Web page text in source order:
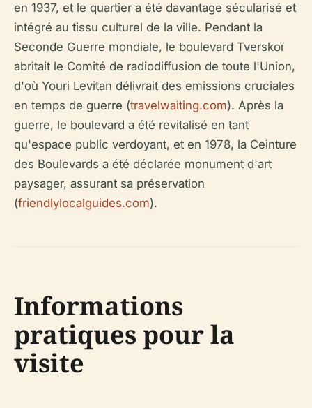
en 1937, et le quartier a été davantage sécularisé et
intégré au tissu culturel de la ville. Pendant la
Seconde Guerre mondiale, le boulevard Tverskoï
abritait le Comité de radiodiffusion de toute l'Union,
d'où Youri Levitan délivrait des emissions cruciales
en temps de guerre (travelwaiting.com). Après la
guerre, le boulevard a été revitalisé en tant
qu'espace public verdoyant, et en 1978, la Ceinture
des Boulevards a été déclarée monument d'art
paysager, assurant sa préservation
(friendlylocalguides.com).
Informations
pratiques pour la
visite